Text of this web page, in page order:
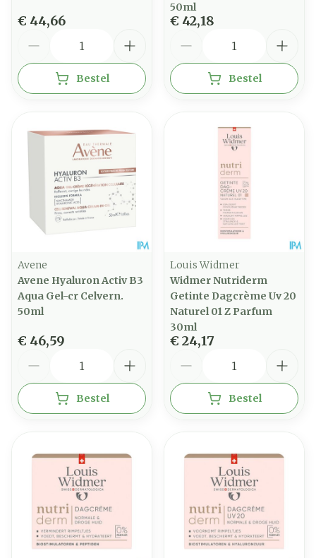
€ 44,66
Bestel
50ml
€ 42,18
Bestel
Avene
Avene Hyaluron Activ B3
Aqua Gel-cr Celvern.
50ml
€ 46,59
Bestel
Louis Widmer
Widmer Nutriderm
Getinte Dagcrème Uv 20
Naturel 01 Z Parfum
30ml
€ 24,17
Bestel